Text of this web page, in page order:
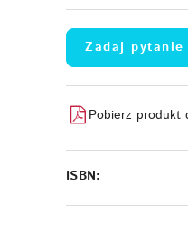
Zadaj pytanie
Pobierz produkt
ISBN: